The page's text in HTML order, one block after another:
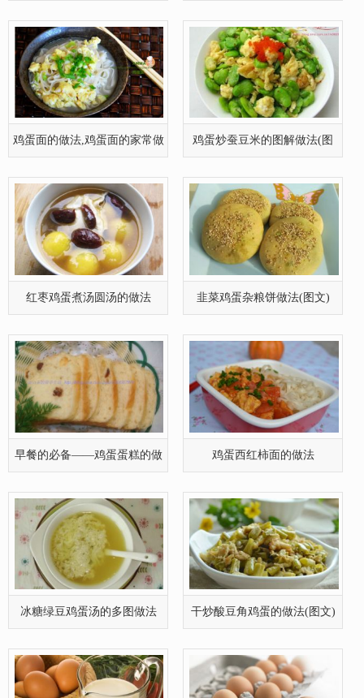
鸡蛋面的做法,鸡蛋面的家常做 鸡蛋炒蚕豆米的图解做法(图
红枣鸡蛋煮汤圆汤的做法 韭菜鸡蛋杂粮饼做法(图文)
早餐的必备——鸡蛋蛋糕的做 鸡蛋西红柿面的做法
冰糖绿豆鸡蛋汤的多图做法 干炒酸豆角鸡蛋的做法(图文)